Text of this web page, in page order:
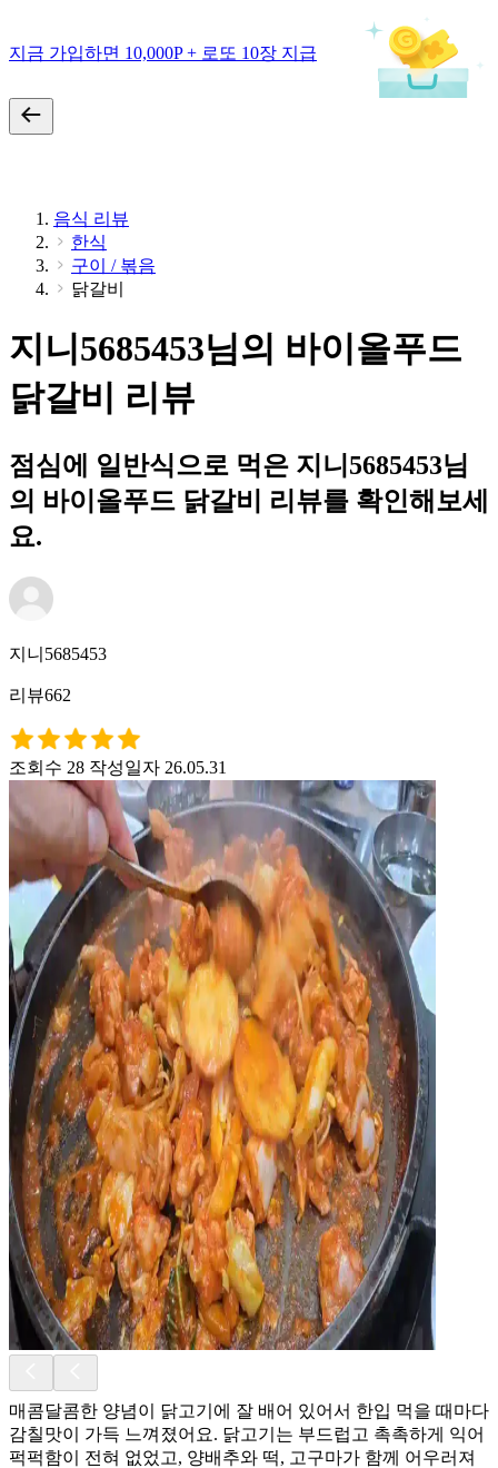
지금 가입하면 10,000P + 로또 10장 지급
음식 리뷰
한식
구이 / 볶음
닭갈비
지니5685453님의 바이올푸드
닭갈비 리뷰
점심에 일반식으로 먹은 지니5685453님
의 바이올푸드 닭갈비 리뷰를 확인해보세
요.
지니5685453
리뷰662
조회수 28 작성일자 26.05.31
매콤달콤한 양념이 닭고기에 잘 배어 있어서 한입 먹을 때마다
감칠맛이 가득 느껴졌어요. 닭고기는 부드럽고 촉촉하게 익어
퍽퍽함이 전혀 없었고, 양배추와 떡, 고구마가 함께 어우러져